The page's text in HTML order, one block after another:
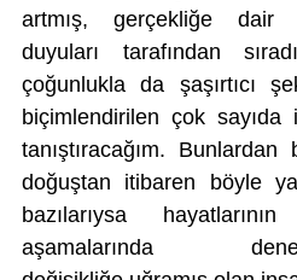
artmış, gerçekliğe dair
duyuları tarafından
çoğunlukla da şaşırtıcı
biçimlendirilen çok sayıda
tanıştıracağım. Bunlardan
doğuştan itibaren böyle
bazılarıysa
aşamalarında